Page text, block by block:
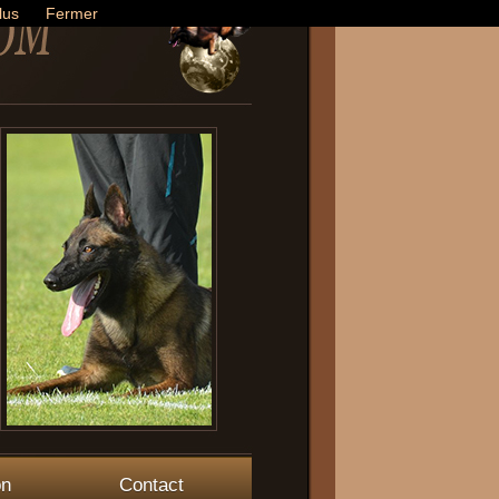
Contact
Fermer